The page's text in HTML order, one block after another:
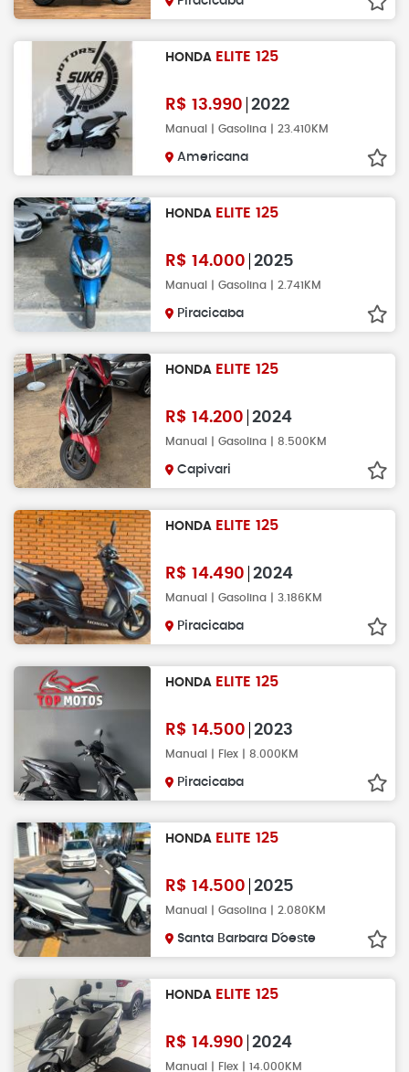
HONDA ELITE 125
R$ 13.990 2022
Manual | Gasolina | 23.410KM
Americana
HONDA ELITE 125
R$ 14.000 2025
Manual | Gasolina | 2.741KM
Piracicaba
HONDA ELITE 125
R$ 14.200 2024
Manual | Gasolina | 8.500KM
Capivari
HONDA ELITE 125
R$ 14.490 2024
Manual | Gasolina | 3.186KM
Piracicaba
HONDA ELITE 125
R$ 14.500 2023
Manual | Flex | 8.000KM
Piracicaba
HONDA ELITE 125
R$ 14.500 2025
Manual | Gasolina | 2.080KM
Santa Barbara D´oeste
HONDA ELITE 125
R$ 14.990 2024
Manual | Flex | 14.000KM